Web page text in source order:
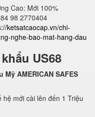
Cao: Mới 100%
98 2770404
ketsatcaocap.vn/chi-
nghe-bao-mat-hang-dau
US68
AMERICAN SAFES
mới cài lên đến 1 Triệu